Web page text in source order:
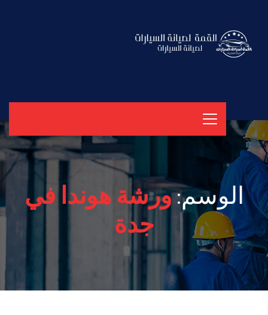
الوسم:ورشة هوندا في
جدة